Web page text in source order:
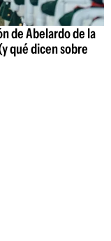
de Abelardo de la
qué dicen sobre